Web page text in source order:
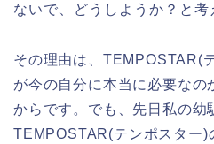
ないで、どうしようか？と考
その理由は、TEMPOSTAR(
が今の自分に本当に必要なの
からです。でも、先日私の幼
TEMPOSTAR(テンポスター)